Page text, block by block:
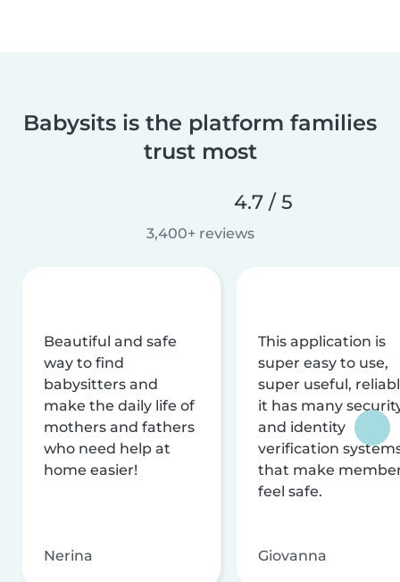
Babysits is the platform families
trust most
4.7 / 5
3,400+ reviews
Beautiful and safe
way to find
babysitters and
make the daily life of
mothers and fathers
who need help at
home easier!
Nerina
This application is
super easy to use,
super useful,
it has many
and identity
verification
that make
feel safe.
Giovanna